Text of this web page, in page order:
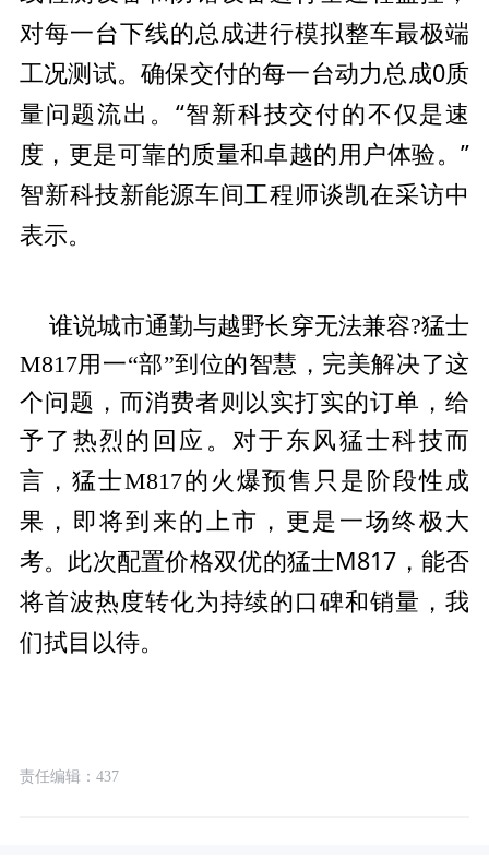
对每一台下线的总成进行模拟整车最极端
工况测试。确保交付的每一台动力总成0质
量问题流出。“智新科技交付的不仅是速
度，更是可靠的质量和卓越的用户体验。”
智新科技新能源车间工程师谈凯在采访中
表示。
谁说城市通勤与越野长穿无法兼容?猛士
M817用一“部”到位的智慧，完美解决了这
个问题，而消费者则以实打实的订单，给
予了热烈的回应。对于东风猛士科技而
言，猛士M817的火爆预售只是阶段性成
果，即将到来的上市，更是一场终极大
考。此次配置价格双优的猛士M817，能否
将首波热度转化为持续的口碑和销量，我
们拭目以待。
责任编辑：437